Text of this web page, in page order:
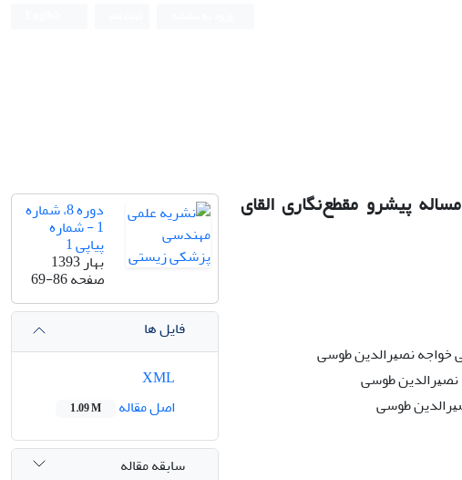
پیشرو مقطع‌نگاری القای
ﺧﻮﺍﺟﻪ ﻧﺼﻴﺮﺍﻟﺪﻳﻦ ﻃﻮﺳﻰ
ﻧﺼﻴﺮﺍﻟﺪﻳﻦ ﻃﻮﺳﻰ
ﻃﻮﺳﻰ
دوره 8، شماره
1 - شماره
پیاپی 1
بهار 1393
صفحه69-86
فایل ها
اصل مقاله
1.09 M
سابقه مقاله